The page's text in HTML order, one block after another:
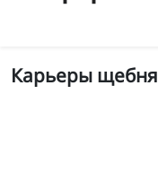
Карьеры щебня